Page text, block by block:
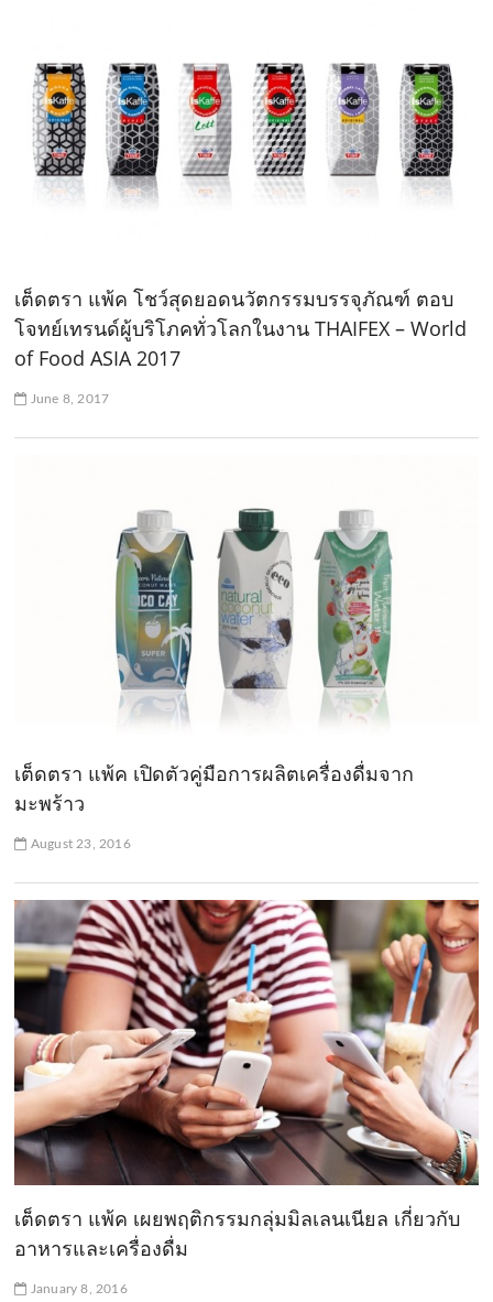
เต็ดตรา แพ้ค โชว์สุดยอดนวัตกรรมบรรจุภัณฑ์ ตอบ
โจทย์เทรนด์ผู้บริโภคทั่วโลกในงาน THAIFEX – World
of Food ASIA 2017
June 8, 2017
เต็ดตรา แพ้ค เปิดตัวคู่มือการผลิตเครื่องดื่มจาก
มะพร้าว
August 23, 2016
เต็ดตรา แพ้ค เผยพฤติกรรมกลุ่มมิลเลนเนียล เกี่ยวกับ
อาหารและเครื่องดื่ม
January 8, 2016